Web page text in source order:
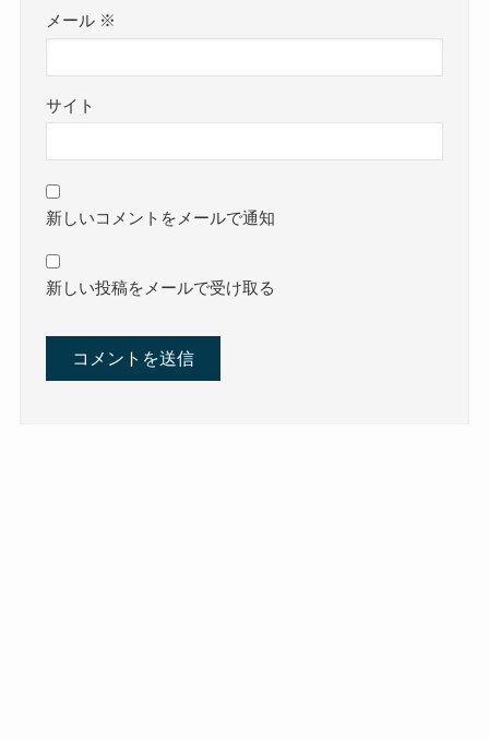
メール ※
サイト
新しいコメントをメールで通知
新しい投稿をメールで受け取る